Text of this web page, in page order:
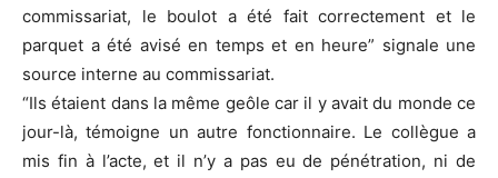
commissariat, le boulot a été fait correctement et le
parquet a été avisé en temps et en heure” signale une
source interne au commissariat.
“Ils étaient dans la même geôle car il y avait du monde ce
jour-là, témoigne un autre fonctionnaire. Le collègue a
mis fin à l’acte, et il n’y a pas eu de pénétration, ni de